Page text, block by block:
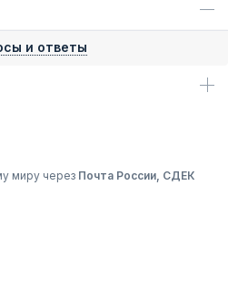
и ответы
миру через Почта России, СДЕК